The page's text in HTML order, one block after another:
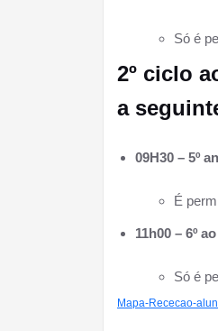
Só é
2º ciclo
a
09H30 – 5º
É
11h00 – 6º
Só é
Mapa-Rececao-